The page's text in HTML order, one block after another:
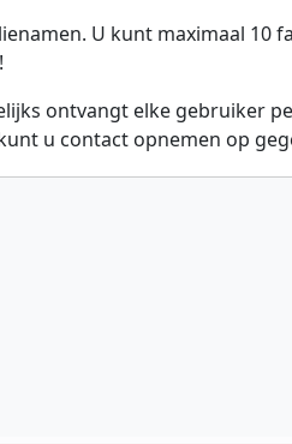
U kunt maximaal 10
ontvangt elke gebruiker
u contact opnemen op